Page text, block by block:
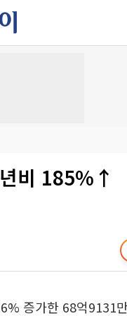
비 185%↑
증가한 68억9131